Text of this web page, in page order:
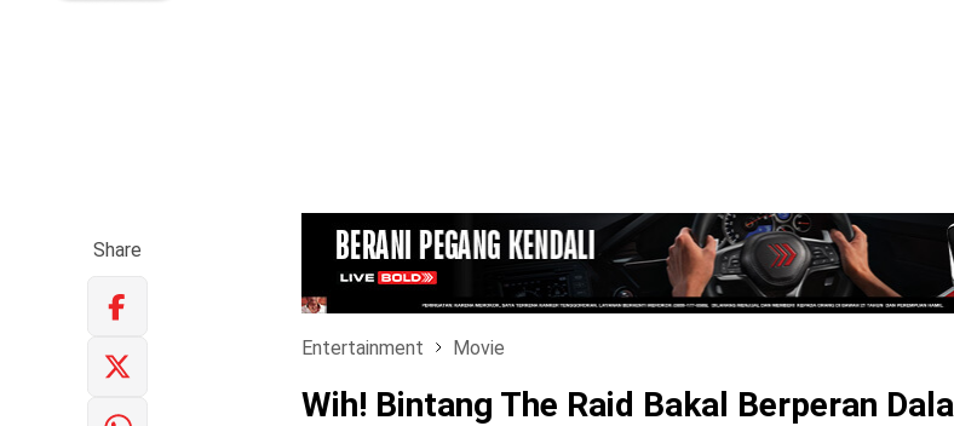
LOGIN
Share
Entertainment Movie
Wih! Bintang The Raid Bakal Berperan